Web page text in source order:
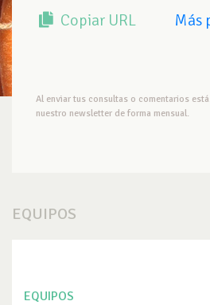
Copiar URL Más
Al enviar tus consultas o comentarios
nuestro newsletter de forma mensual.
EQUIPOS
EQUIPOS